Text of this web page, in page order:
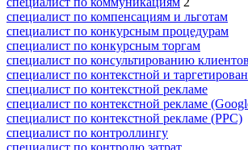
специалист по компенсациям и льготам
специалист по конкурсным процедурам
специалист по конкурсным торгам
специалист по консультированию клиентов
специалист по контекстной и
специалист по контекстной рекламе
специалист по контекстной рекламе
специалист по контекстной рекламе (PPC)
специалист по контроллингу
специалист по контролю затрат